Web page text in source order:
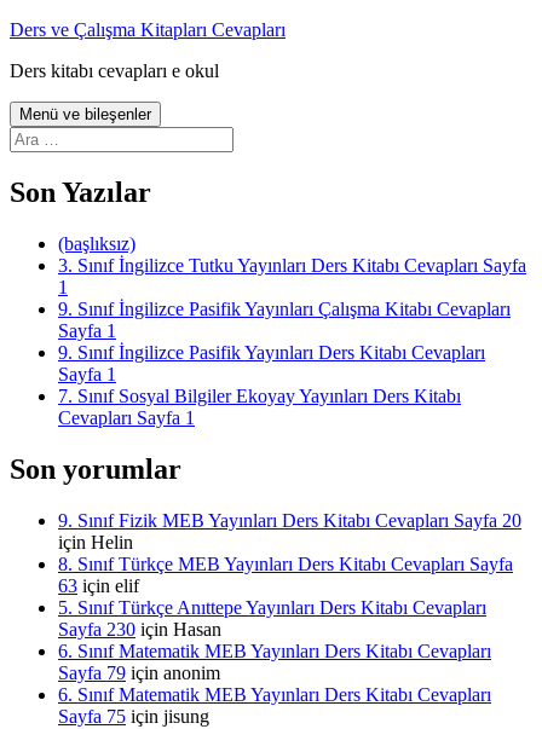
İçeriğe
Ders ve Çalışma Kitapları Cevapları
Ders kitabı cevapları e okul
Menü ve bileşenler
Arama:
Son Yazılar
(başlıksız)
3. Sınıf İngilizce Tutku Yayınları Ders Kitabı Cevapları Sayfa
1
9. Sınıf İngilizce Pasifik Yayınları Çalışma Kitabı Cevapları
Sayfa 1
9. Sınıf İngilizce Pasifik Yayınları Ders Kitabı Cevapları
Sayfa 1
7. Sınıf Sosyal Bilgiler Ekoyay Yayınları Ders Kitabı
Cevapları Sayfa 1
Son yorumlar
9. Sınıf Fizik MEB Yayınları Ders Kitabı Cevapları Sayfa 20
için Helin
8. Sınıf Türkçe MEB Yayınları Ders Kitabı Cevapları Sayfa
63 için elif
5. Sınıf Türkçe Anıttepe Yayınları Ders Kitabı Cevapları
Sayfa 230 için Hasan
6. Sınıf Matematik MEB Yayınları Ders Kitabı Cevapları
Sayfa 79 için anonim
6. Sınıf Matematik MEB Yayınları Ders Kitabı Cevapları
Sayfa 75 için jisung